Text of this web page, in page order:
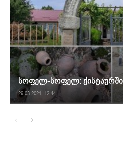
სოფელ-სოფელ: ქისტაურში
29.03.2021. 12:44